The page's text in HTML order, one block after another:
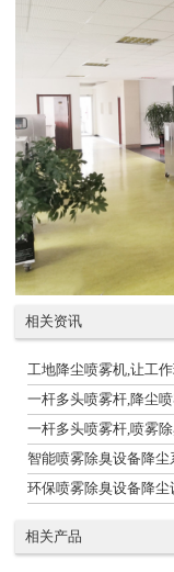
相关资讯
工地降尘喷雾机,让工
一杆多头喷雾杆,降尘
一杆多头喷雾杆,喷雾
智能喷雾除臭设备降尘
环保喷雾除臭设备降尘
相关产品